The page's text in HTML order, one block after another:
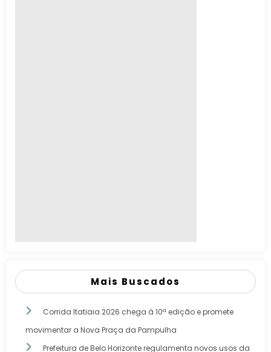
Mais Buscados
Corrida Itatiaia 2026 chega à 10ª edição e promete
movimentar a Nova Praça da Pampulha
Prefeitura de Belo Horizonte regulamenta novos usos da